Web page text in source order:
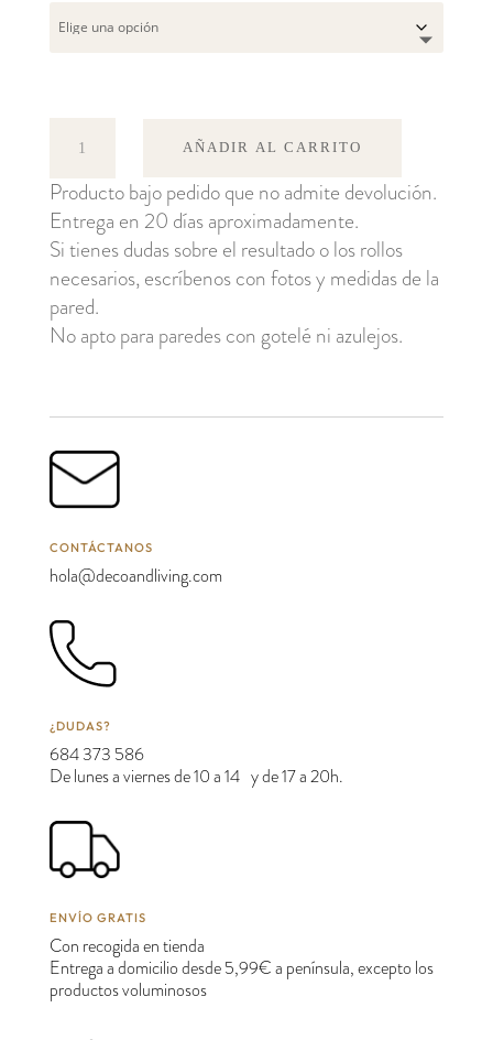
AÑADIR AL CARRITO
Producto bajo pedido que no admite devolución.
Entrega en 20 días aproximadamente.
Si tienes dudas sobre el resultado o los rollos
necesarios, escríbenos con fotos y medidas de la
pared.
No apto para paredes con gotelé ni azulejos.
CONTÁCTANOS
hola@decoandliving.com
¿DUDAS?
684 373 586
De lunes a viernes de 10 a 14 y de 17 a 20h.
ENVÍO GRATIS
Con recogida en tienda
Entrega a domicilio desde 5,99€ a península, excepto los
productos voluminosos